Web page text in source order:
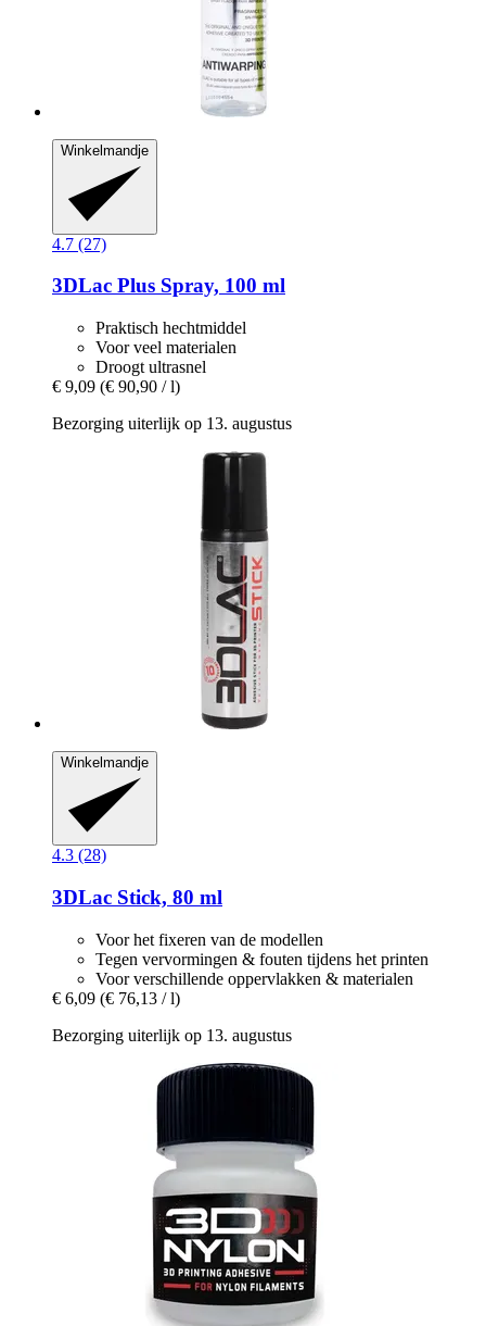
Winkelmandje
4.7 (27)
3DLac Plus Spray, 100 ml
Praktisch hechtmiddel
Voor veel materialen
Droogt ultrasnel
€ 9,09 (€ 90,90 / l)
Bezorging uiterlijk op 13. augustus
Winkelmandje
4.3 (28)
3DLac Stick, 80 ml
Voor het fixeren van de modellen
Tegen vervormingen & fouten tijdens het printen
Voor verschillende oppervlakken & materialen
€ 6,09 (€ 76,13 / l)
Bezorging uiterlijk op 13. augustus